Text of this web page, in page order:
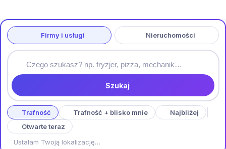
Firmy i usługi Nieruchomości
Szukaj
Trafność Trafność + blisko mnie
Najbliżej
Otwarte teraz
Ustalam Twoją lokalizację…